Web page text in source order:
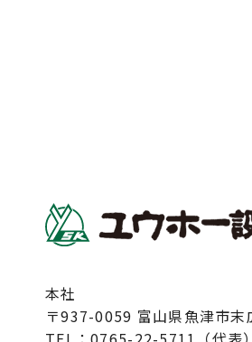
本社
〒937-0059 富山県魚津市末